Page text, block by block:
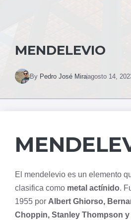
MENDELEVIO
By Pedro José Miraagosto 14,
El mendelevio es un elemento
clasifica como metal actínido.
1955 por Albert Ghiorso,
Choppin, Stanley Thompson y